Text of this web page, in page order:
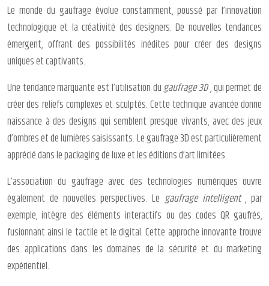
Le monde du gaufrage évolue constamment, poussé par l’innovation
technologique et la créativité des designers. De nouvelles tendances
émergent, offrant des possibilités inédites pour créer des designs
uniques et captivants.
Une tendance marquante est l’utilisation dugaufrage 3D, qui permet de
créer des reliefs complexes et sculptés. Cette technique avancée donne
naissance à des designs qui semblent presque vivants, avec des jeux
d’ombres et de lumières saisissants. Le gaufrage 3D est particulièrement
apprécié dans le packaging de luxe et les éditions d’art limitées.
L’association du gaufrage avec des technologies numériques ouvre
également de nouvelles perspectives. Le gaufrage intelligent, par
exemple, intègre des éléments interactifs ou des codes QR gaufrés,
fusionnant ainsi le tactile et le digital. Cette approche innovante trouve
des applications dans les domaines de la sécurité et du marketing
expérientiel.